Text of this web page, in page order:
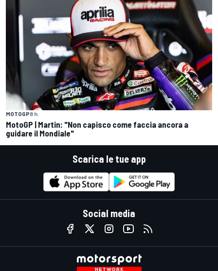
MOTOGP8 h
MotoGP | Martin: "Non capisco come faccia ancora a
guidare il Mondiale"
Scarica le tue app
Social media